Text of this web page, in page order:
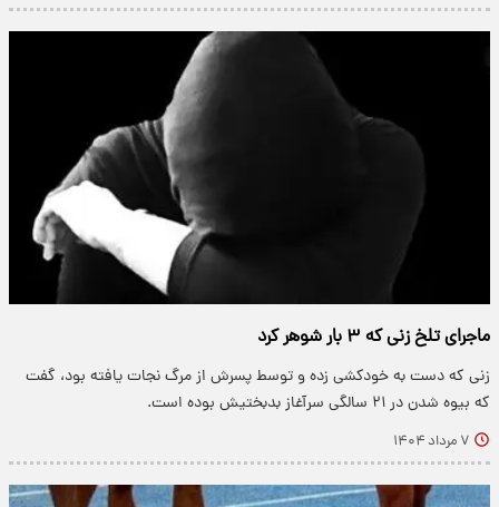
ماجرای تلخ زنی که ۳ بار شوهر کرد
زنی که دست به خودکشی زده و توسط پسرش از مرگ نجات یافته بود، گفت
که بیوه شدن در ۲۱ سالگی سرآغاز بدبختیش بوده است.
۷ مرداد ۱۴۰۴